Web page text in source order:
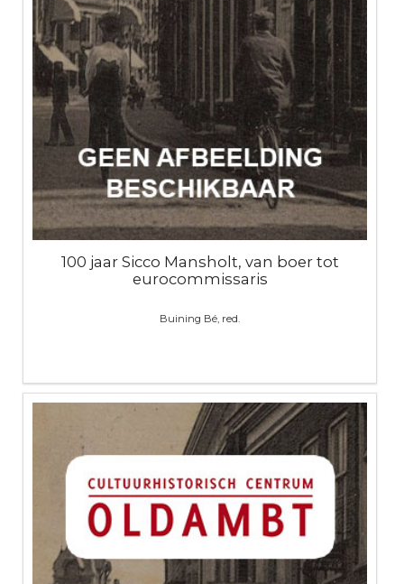
100 jaar Sicco Mansholt, van boer tot
eurocommissaris
Buining Bé, red.